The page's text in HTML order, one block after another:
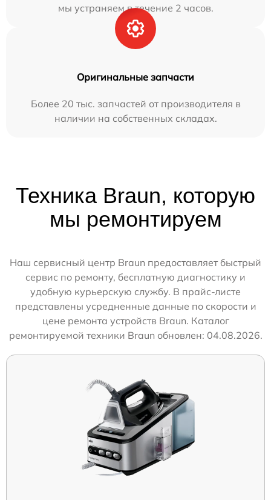
мы устраняем в течение 2 часов.
Оригинальные запчасти
Более 20 тыс. запчастей от производителя в
наличии на собственных складах.
Техника Braun, которую
мы ремонтируем
Наш сервисный центр Braun предоставляет быстрый
сервис по ремонту, бесплатную диагностику и
удобную курьерскую службу. В прайс-листе
представлены усредненные данные по скорости и
цене ремонта устройств Braun. Каталог
ремонтируемой техники Braun обновлен: 04.08.2026.